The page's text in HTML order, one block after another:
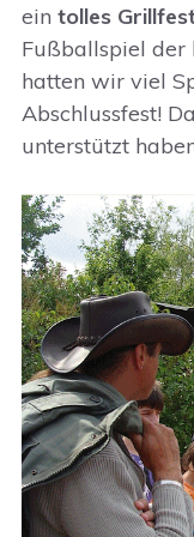
eintolles
Fußballspiel der
hatten wir viel
Abschlussfest!
unterstützt